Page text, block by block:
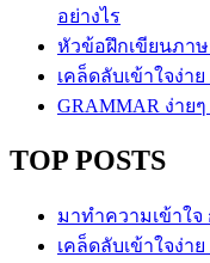
อย่างไร
หัวข้อฝึกเขียนภา
เคล็ดลับเข้าใจง่า
GRAMMAR ง่าย
TOP POSTS
มาทำความเข้าใจ
เคล็ดลับเข้าใจง่า